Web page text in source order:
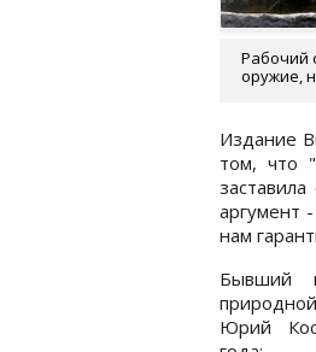
Рабочий
оружие,
Издание
том, что
аргумент
нам
Бывший
Юрий